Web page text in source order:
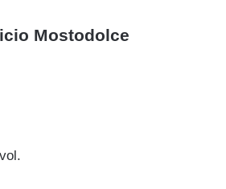
Mostodolce